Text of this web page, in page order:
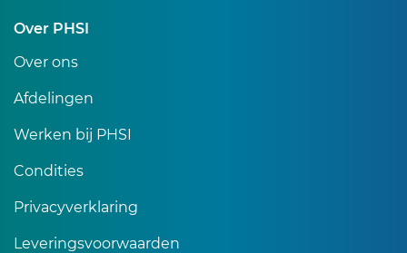
Over PHSI
Over ons
Afdelingen
Werken bij PHSI
Condities
Privacyverklaring
Leveringsvoorwaarden